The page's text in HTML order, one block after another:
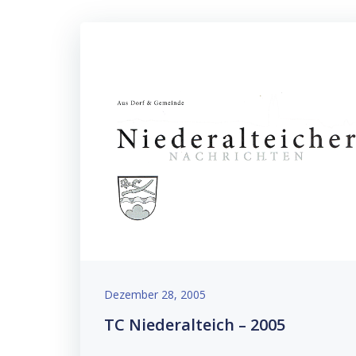
Dezember 28, 2005
TC Niederalteich – 2005